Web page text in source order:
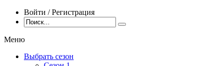
Войти / Регистрация
Меню
Выбрать сезон